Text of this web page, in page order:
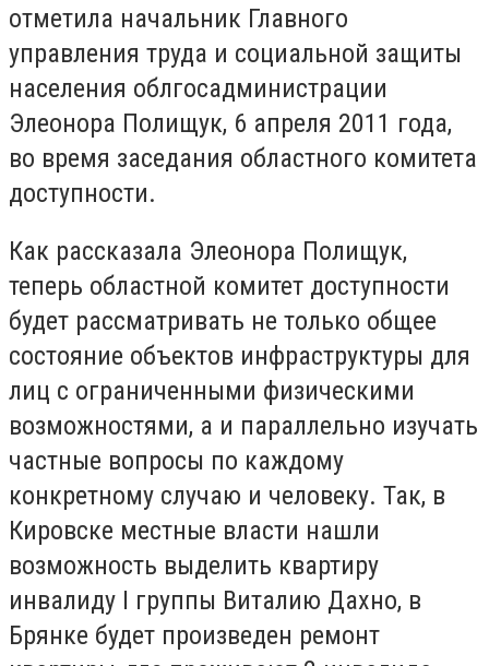
отметила начальник Главного
управления труда и социальной защиты
населения облгосадминистрации
Элеонора Полищук, 6 апреля 2011 года,
во время заседания областного комитета
доступности.
Как рассказала Элеонора Полищук,
теперь областной комитет доступности
будет рассматривать не только общее
состояние объектов инфраструктуры для
лиц с ограниченными физическими
возможностями, а и параллельно изучать
частные вопросы по каждому
конкретному случаю и человеку. Так, в
Кировске местные власти нашли
возможность выделить квартиру
инвалиду І группы Виталию Дахно, в
Брянке будет произведен ремонт